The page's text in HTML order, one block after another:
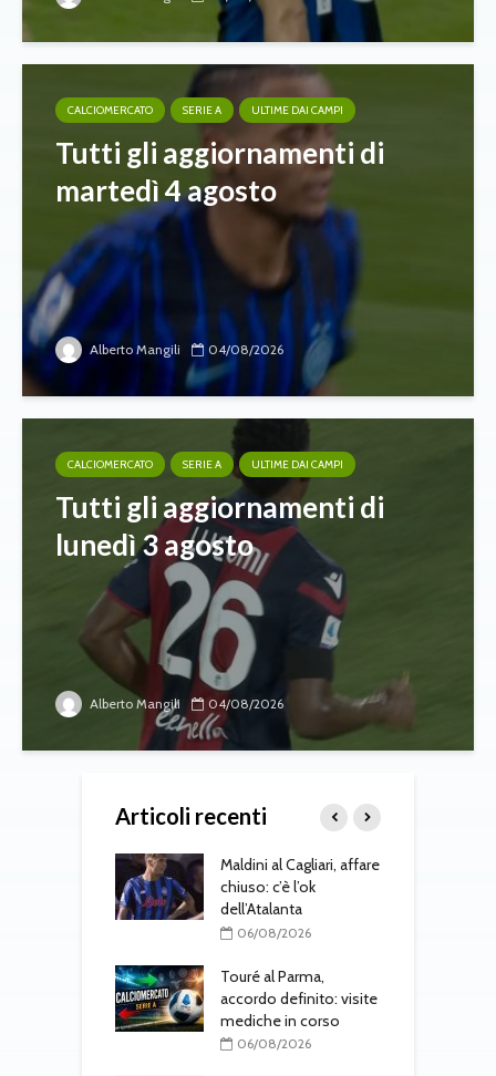
CALCIOMERCATO SERIE A ULTIME DAI CAMPI
Tutti gli aggiornamenti di
martedì 4 agosto
Alberto Mangili 04/08/2026
CALCIOMERCATO SERIE A ULTIME DAI CAMPI
Tutti gli aggiornamenti di
lunedì 3 agosto
Alberto Mangili 04/08/2026
Articoli recenti
Maldini al Cagliari, affare
chiuso: c’è l’ok
dell’Atalanta
06/08/2026
Touré al Parma,
accordo definito: visite
mediche in corso
06/08/2026